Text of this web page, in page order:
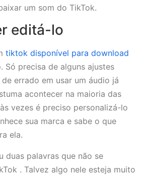
um som do TikTok.
editá-lo
tiktok disponível para download
Só precisa de alguns ajustes
errado em usar um áudio já
acontecer na maioria das
vezes é preciso personalizá-lo
sua marca e sabe o que
ela.
duas palavras que não se
. Talvez algo nele esteja muito